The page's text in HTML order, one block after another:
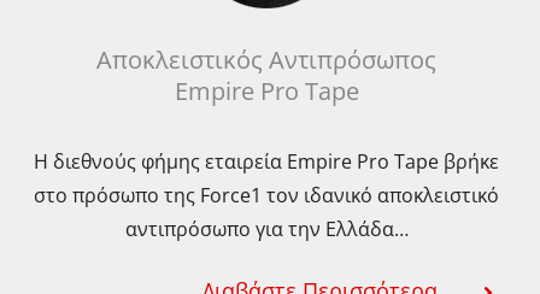
Αποκλειστικός Αντιπρόσωπος
Empire Pro Tape
Η διεθνούς φήμης εταιρεία Empire Pro Tape βρήκε
στο πρόσωπο της Force1 τον ιδανικό αποκλειστικό
αντιπρόσωπο για την Ελλάδα…